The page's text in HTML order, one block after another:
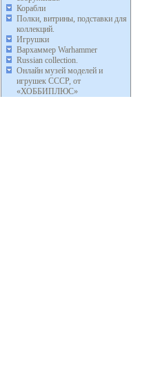
Корабли
Полки, витрины, подставки для
коллекций.
Игрушки
Вархаммер Warhammer
Russian collection.
Онлайн музей моделей и
игрушек СССР, от
«ХОББИПЛЮС»